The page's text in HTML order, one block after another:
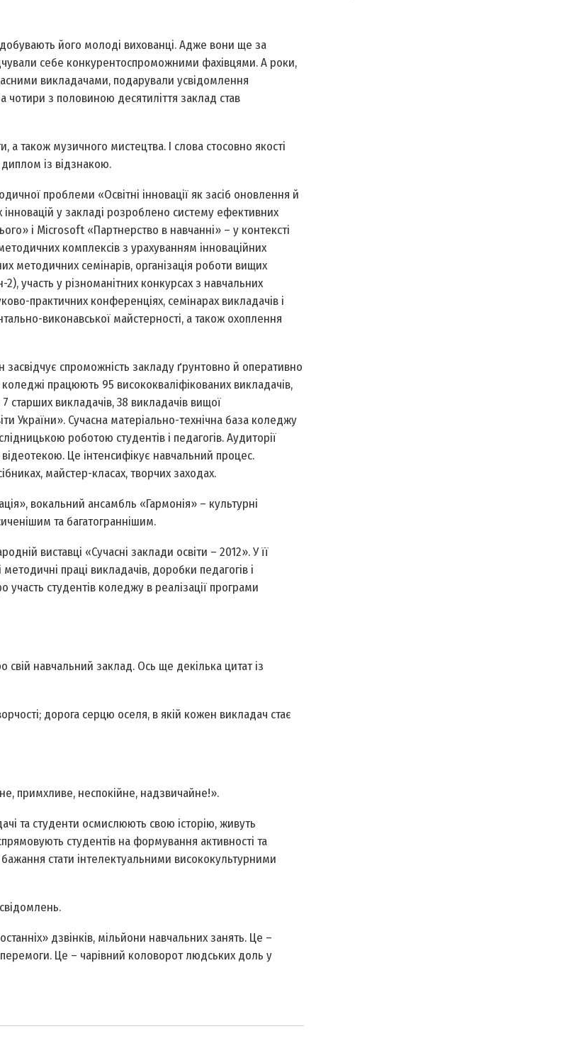
його молоді вихованці. Адже вони ще за
себе конкурентоспроможними фахівцями. А роки,
викладачами, подарували усвідомлення
чотири з половиною десятиліття заклад став
а також музичного мистецтва. І слова стосовно якості
із відзнакою.
проблеми «Освітні інновації як засіб оновлення й
у закладі розроблено систему ефективних
і Місrоsоft «Партнерство в навчанні» – у контексті
комплексів з урахуванням інноваційних
методичних семінарів, організація роботи вищих
2), участь у різноманітних конкурсах з навчальних
практичних конференціях, семінарах викладачів і
виконавської майстерності, а також охоплення
спроможність закладу ґрунтовно й оперативно
працюють 95 висококваліфікованих викладачів,
старших викладачів, 38 викладачів вищої
України». Сучасна матеріально-технічна база коледжу
роботою студентів і педагогів. Аудиторії
Це інтенсифікує навчальний процес.
майстер-класах, творчих заходах.
вокальний ансамбль «Гармонія» – культурні
та багатограннішим.
виставці «Сучасні заклади освіти – 2012». У її
праці викладачів, доробки педагогів і
студентів коледжу в реалізації програми
навчальний заклад. Ось ще декілька цитат із
дорога серцю оселя, в якій кожен викладач стає
примхливе, неспокійне, надзвичайне!».
та студенти осмислюють свою історію, живуть
студентів на формування активності та
стати інтелектуальними висококультурними
дзвінків, мільйони навчальних занять. Це –
перемоги. Це – чарівний коловорот людських доль у